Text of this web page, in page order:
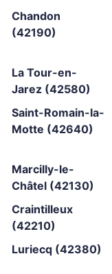
Chandon
(42190)
La Tour-en-
Jarez (42580)
Saint-Romain-la-
Motte (42640)
Marcilly-le-
Châtel (42130)
Craintilleux
(42210)
Luriecq (42380)